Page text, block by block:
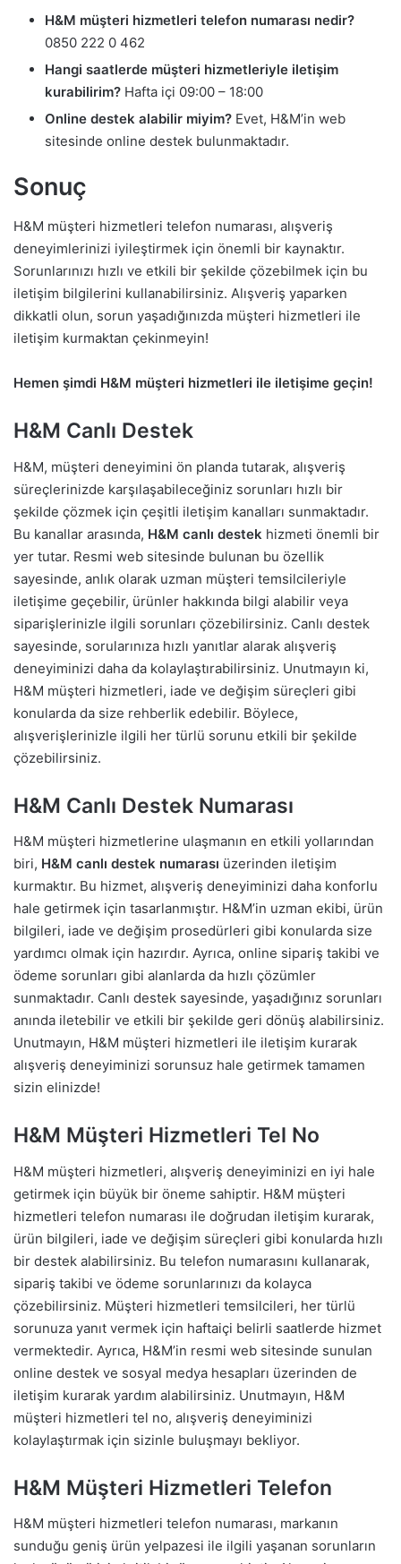
H&M müşteri hizmetleri telefon numarası nedir?
0850 222 0 462
Hangi saatlerde müşteri hizmetleriyle iletişim
kurabilirim? Hafta içi 09:00 – 18:00
Online destek alabilir miyim? Evet, H&M’in web
sitesinde online destek bulunmaktadır.
Sonuç
H&M müşteri hizmetleri telefon numarası, alışveriş
deneyimlerinizi iyileştirmek için önemli bir kaynaktır.
Sorunlarınızı hızlı ve etkili bir şekilde çözebilmek için bu
iletişim bilgilerini kullanabilirsiniz. Alışveriş yaparken
dikkatli olun, sorun yaşadığınızda müşteri hizmetleri ile
iletişim kurmaktan çekinmeyin!
Hemen şimdi H&M müşteri hizmetleri ile iletişime geçin!
H&M Canlı Destek
H&M, müşteri deneyimini ön planda tutarak, alışveriş
süreçlerinizde karşılaşabileceğiniz sorunları hızlı bir
şekilde çözmek için çeşitli iletişim kanalları sunmaktadır.
Bu kanallar arasında, H&M canlı destek hizmeti önemli bir
yer tutar. Resmi web sitesinde bulunan bu özellik
sayesinde, anlık olarak uzman müşteri temsilcileriyle
iletişime geçebilir, ürünler hakkında bilgi alabilir veya
siparişlerinizle ilgili sorunları çözebilirsiniz. Canlı destek
sayesinde, sorularınıza hızlı yanıtlar alarak alışveriş
deneyiminizi daha da kolaylaştırabilirsiniz. Unutmayın ki,
H&M müşteri hizmetleri, iade ve değişim süreçleri gibi
konularda da size rehberlik edebilir. Böylece,
alışverişlerinizle ilgili her türlü sorunu etkili bir şekilde
çözebilirsiniz.
H&M Canlı Destek Numarası
H&M müşteri hizmetlerine ulaşmanın en etkili yollarından
biri, H&M canlı destek numarası üzerinden iletişim
kurmaktır. Bu hizmet, alışveriş deneyiminizi daha konforlu
hale getirmek için tasarlanmıştır. H&M’in uzman ekibi, ürün
bilgileri, iade ve değişim prosedürleri gibi konularda size
yardımcı olmak için hazırdır. Ayrıca, online sipariş takibi ve
ödeme sorunları gibi alanlarda da hızlı çözümler
sunmaktadır. Canlı destek sayesinde, yaşadığınız sorunları
anında iletebilir ve etkili bir şekilde geri dönüş alabilirsiniz.
Unutmayın, H&M müşteri hizmetleri ile iletişim kurarak
alışveriş deneyiminizi sorunsuz hale getirmek tamamen
sizin elinizde!
H&M Müşteri Hizmetleri Tel No
H&M müşteri hizmetleri, alışveriş deneyiminizi en iyi hale
getirmek için büyük bir öneme sahiptir. H&M müşteri
hizmetleri telefon numarası ile doğrudan iletişim kurarak,
ürün bilgileri, iade ve değişim süreçleri gibi konularda hızlı
bir destek alabilirsiniz. Bu telefon numarasını kullanarak,
sipariş takibi ve ödeme sorunlarınızı da kolayca
çözebilirsiniz. Müşteri hizmetleri temsilcileri, her türlü
sorunuza yanıt vermek için haftaiçi belirli saatlerde hizmet
vermektedir. Ayrıca, H&M’in resmi web sitesinde sunulan
online destek ve sosyal medya hesapları üzerinden de
iletişim kurarak yardım alabilirsiniz. Unutmayın, H&M
müşteri hizmetleri tel no, alışveriş deneyiminizi
kolaylaştırmak için sizinle buluşmayı bekliyor.
H&M Müşteri Hizmetleri Telefon
H&M müşteri hizmetleri telefon numarası, markanın
sunduğu geniş ürün yelpazesi ile ilgili yaşanan sorunların